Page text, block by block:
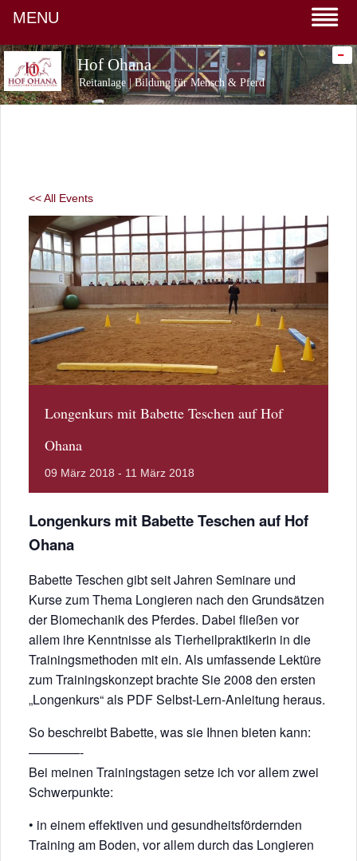
Hof Ohana
Reitanlage | Bildung für Mensch & Pferd
-
<< All Events
Longenkurs mit Babette Teschen auf Hof
Ohana
09 März 2018 - 11 März 2018
Longenkurs mit Babette Teschen auf Hof
Ohana
Babette Teschen gibt seit Jahren Seminare und
Kurse zum Thema Longieren nach den Grundsätzen
der Biomechanik des Pferdes. Dabei fließen vor
allem ihre Kenntnisse als Tierheilpraktikerin in die
Trainingsmethoden mit ein. Als umfassende Lektüre
zum Trainingskonzept brachte Sie 2008 den ersten
„Longenkurs“ als PDF Selbst-Lern-Anleitung heraus.
So beschreibt Babette, was sie Ihnen bieten kann:
————-
Bei meinen Trainingstagen setze ich vor allem zwei
Schwerpunkte:
• in einem effektiven und gesundheitsfördernden
Training am Boden, vor allem durch das Longieren
MENU